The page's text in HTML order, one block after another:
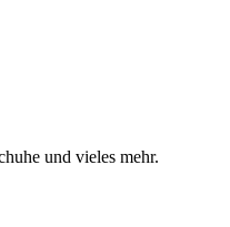
und vieles mehr.